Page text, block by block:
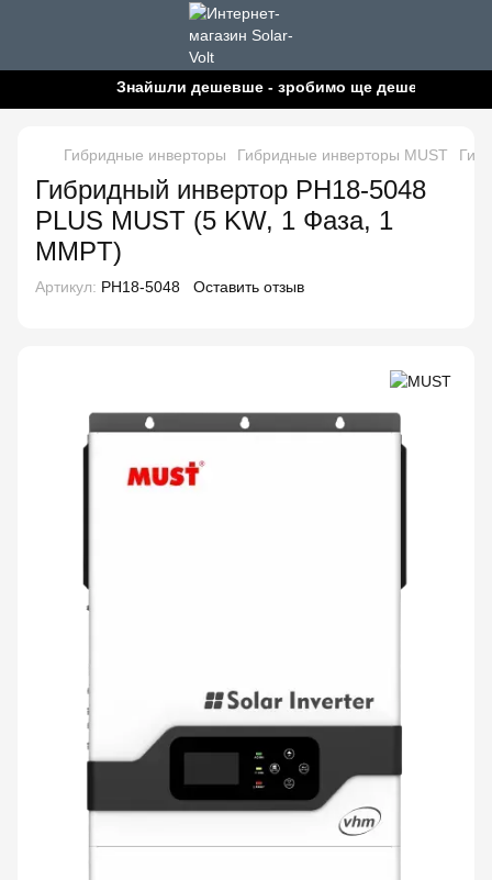
Знайшли дешевше - зробимо ще дешевше!
Гибридные инверторы Гибридные инверторы MUST
Гибридный инвертор PH18-5048
PLUS MUST (5 KW, 1 Фаза, 1
MMPT)
Артикул: PH18-5048 Оставить отзыв